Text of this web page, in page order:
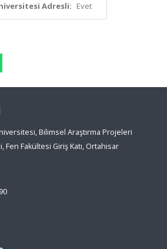
Adresli: Evet
Bilimsel Araştırma Projeleri
Fen Fakültesi Giriş Katı, Ortahisar